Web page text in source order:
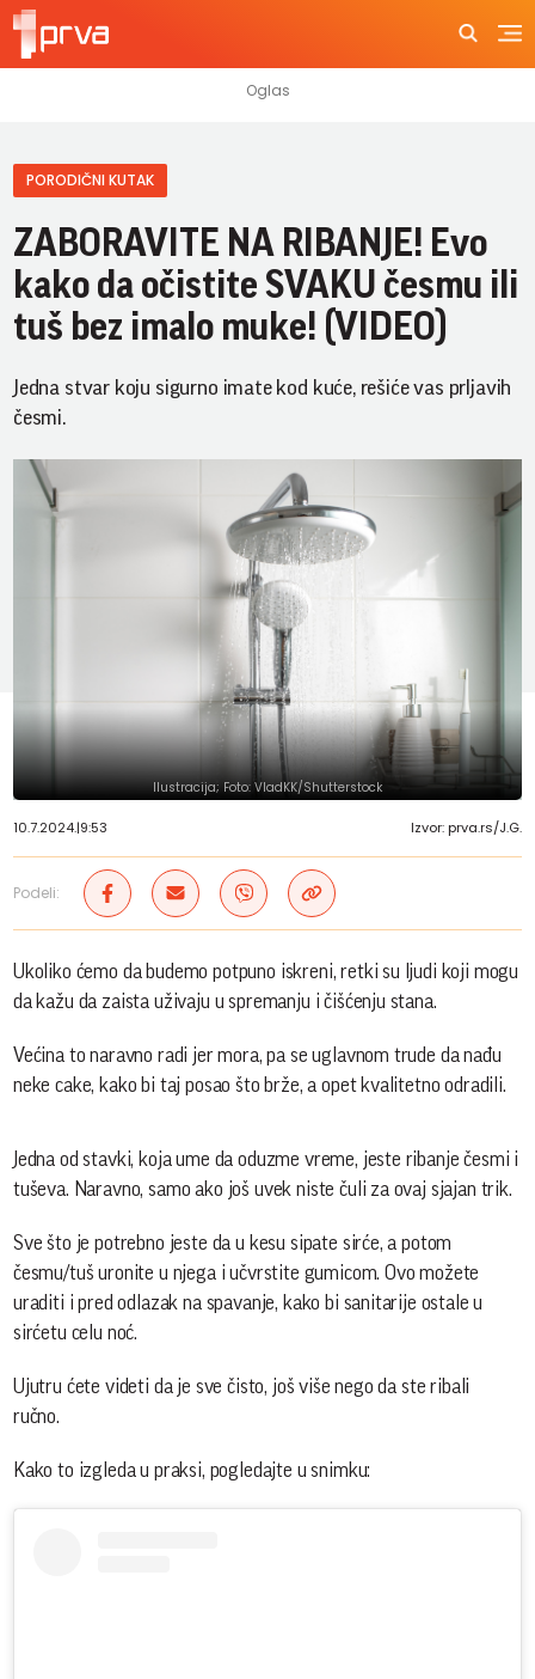
PORODIČNI KUTAK
ZABORAVITE NA RIBANJE! Evo
kako da očistite SVAKU česmu ili
tuš bez imalo muke! (VIDEO)
Jedna stvar koju sigurno imate kod kuće, rešiće vas prljavih
česmi.
Ilustracija; Foto: VladKK/Shutterstock
10.7.2024.|9:53 Izvor: prva.rs/J.G.
Podeli:
Ukoliko ćemo da budemo potpuno iskreni, retki su ljudi koji mogu
da kažu da zaista uživaju u spremanju i čišćenju stana.
Većina to naravno radi jer mora, pa se uglavnom trude da nađu
neke cake, kako bi taj posao što brže, a opet kvalitetno odradili.
Jedna od stavki, koja ume da oduzme vreme, jeste ribanje česmi i
tuševa. Naravno, samo ako još uvek niste čuli za ovaj sjajan trik.
Sve što je potrebno jeste da u kesu sipate sirće, a potom
česmu/tuš uronite u njega i učvrstite gumicom. Ovo možete
uraditi i pred odlazak na spavanje, kako bi sanitarije ostale u
sirćetu celu noć.
Ujutru ćete videti da je sve čisto, još više nego da ste ribali
ručno.
Kako to izgleda u praksi, pogledajte u snimku: